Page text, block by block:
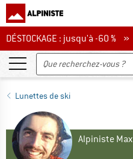
DÉSTOCKAGE : jusqu'à -60 %
DÉSTOCKAGE : jusqu'à -60 % »
Lunettes de ski
Alpiniste Max